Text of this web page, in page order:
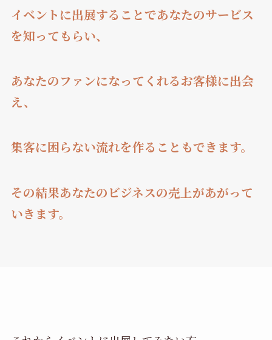
イベントに出展することであなたのサービス
を知ってもらい、
あなたのファンになってくれるお客様に出会
え、
集客に困らない流れを作ることもできます。
その結果あなたのビジネスの売上があがって
いきます。